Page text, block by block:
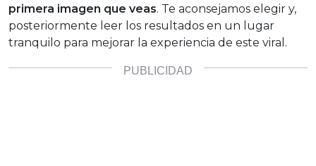
primera imagen que veas. Te aconsejamos elegir y,
posteriormente leer los resultados en un lugar
tranquilo para mejorar la experiencia de este viral.